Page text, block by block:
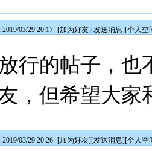
03/29 20:17 [加为好友][发送消息][个人空
行的帖子，也
，但希望大家
03/29 20:26 [加为好友][发送消息][个人空